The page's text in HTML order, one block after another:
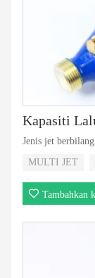
Jenis jet
MULTI JET
Tambahkan